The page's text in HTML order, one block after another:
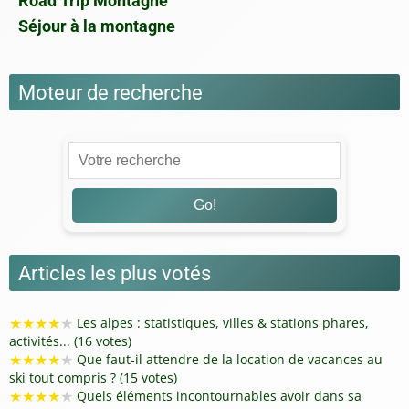
Séjour à la montagne
Moteur de recherche
Go!
Articles les plus votés
★★★★★ Les alpes : statistiques, villes & stations phares,
activités... (16 votes)
★★★★★ Que faut-il attendre de la location de vacances au
ski tout compris ? (15 votes)
★★★★★ Quels éléments incontournables avoir dans sa